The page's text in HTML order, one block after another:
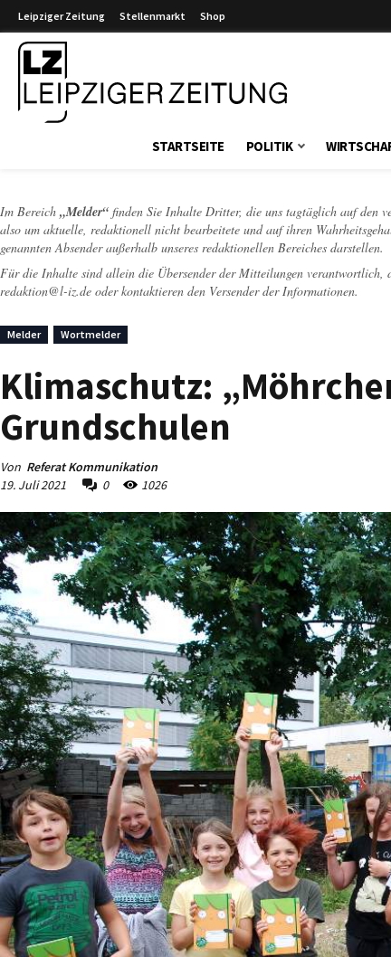
Leipziger Zeitung Stellenmarkt Shop
STARTSEITE POLITIK
Im Bereich „Melder“ finden Sie Inhalte Dritter, die uns tagtäglich auf den
also um aktuelle, redaktionell nicht bearbeitete und auf ihren
genannten Absender außerhalb unseres redaktionellen Bereiches darstellen.
Für die Inhalte sind allein die Übersender der Mitteilungen verantwortlich,
redaktion@l-iz.de oder kontaktieren den Versender der Informationen.
Melder Wortmelder
Klimaschutz:
Grundschulen
Von Referat Kommunikation
19. Juli 2021
0 1026